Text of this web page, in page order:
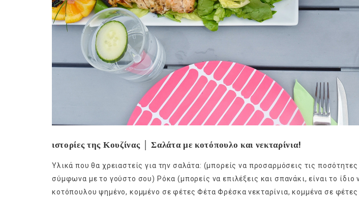
ιστορίες της Κουζίνας │ Σαλάτα με κοτόπουλο και νεκταρίνια!
Υλικά που θα χρειαστείς για την σαλάτα: (μπορείς να προσαρμόσεις τις
σύμφωνα με το γούστο σου) Ρόκα (μπορείς να επιλέξεις και σπανάκι, είναι το ίδιο
κοτόπουλου ψημένο, κομμένο σε φέτες Φέτα Φρέσκα νεκταρίνια, κομμένα σε φέτες